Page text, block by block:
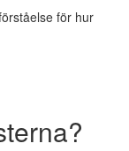
för hur